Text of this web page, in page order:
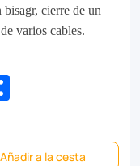
cierre de un
varios cables.
Añadir a la cesta